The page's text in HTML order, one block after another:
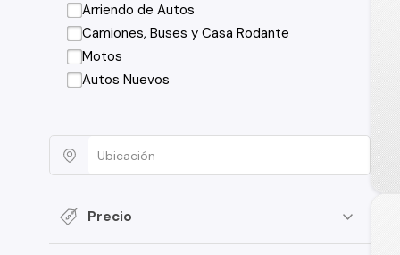
Arriendo de Autos
Camiones, Buses y Casa Rodante
Motos
Autos Nuevos
Precio